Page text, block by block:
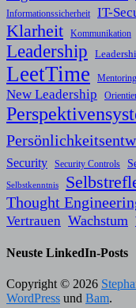
Informationssicherheit IT-
Klarheit Kommunikation
Leadership
LeetTime Mentoring
New Leadership
Security
Security Controls
Selbstkenntnis
Thought
Vertrauen Wachstum
Neuste LinkedIn-Posts
Copyright © 2026
WordPress und Bam.